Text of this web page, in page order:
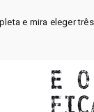
distritais em